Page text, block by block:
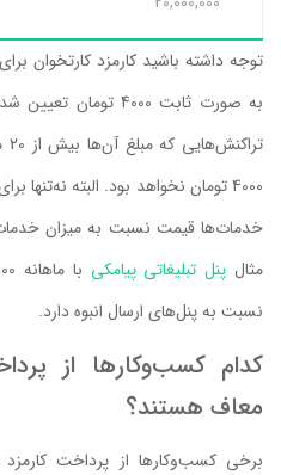
به صورت ثابت 4000
4000 تومان نخواهد بود. البته نه‌تنها
خدمات‌ها قیمت نسبت به میزان
مثال پنل تبلیغاتی پیامکی
نسبت به پنل‌های ارسال انبوه دارد.
کدام کسب‌وکارها از
معاف هستند؟
برخی کسب‌وکارها از پرداخت